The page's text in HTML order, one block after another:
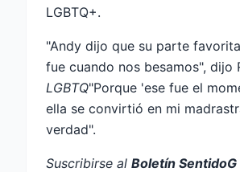
LGBTQ+.
"Andy dijo que su parte
fue cuando nos besamos", dijo
LGBTQ"Porque 'ese fue el
ella se convirtió en mi
verdad".
Suscribirse al Boletín SentidoG